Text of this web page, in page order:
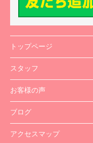
トップページ
スタッフ
お客様の声
ブログ
アクセスマップ